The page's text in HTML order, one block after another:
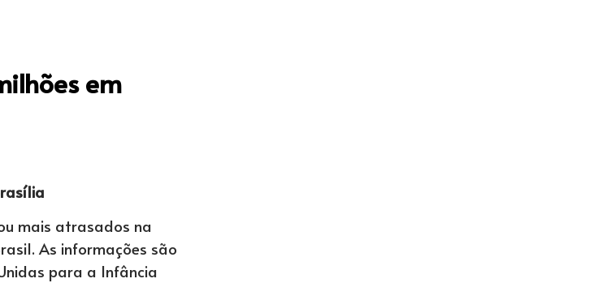
em
mais atrasados na
As informações são
para a Infância